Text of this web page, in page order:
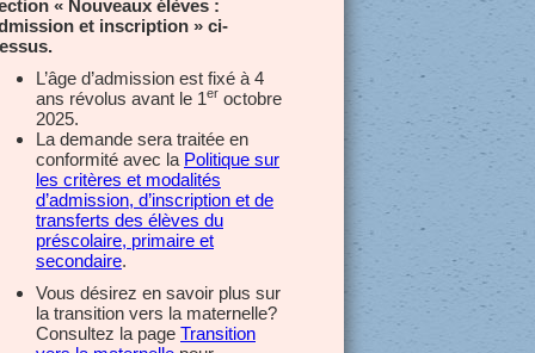
« Nouveaux élèves :
et inscription » ci-
L’âge d’admission est fixé à 4
ans révolus avant le 1er octobre
2025.
La demande sera traitée en
conformité avec la Politique sur
les critères et modalités
d’admission, d’inscription et de
transferts des élèves du
préscolaire, primaire et
secondaire.
Vous désirez en savoir plus sur
la transition vers la maternelle?
Consultez la page Transition